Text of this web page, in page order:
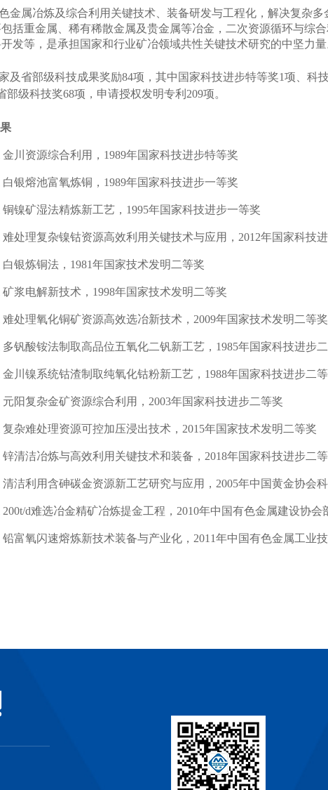
金属冶炼及综合利用关键技术、装备研发与工程化，解决复杂多
括重金属、稀有稀散金属及贵金属等冶金，二次资源循环与综
发等，是承担国家和行业矿冶领域共性关键技术研究的中坚力量
及省部级科技成果奖励84项，其中国家科技进步特等奖1项、科
部级科技奖68项，申请授权发明专利 209项。
金川资源综合利用， 1989年国家科技进步特等奖
白银熔池富氧炼铜， 1989年国家科技进步一等奖
铜镍矿湿法精炼新工艺， 1995年国家科技进步一等奖
难处理复杂镍钴资源高效利用关键技术与应用， 2012年国家科技
白银炼铜法， 1981年国家技术发明二等奖
矿浆电解新技术， 1998年国家技术发明二等奖
难处理氧化铜矿资源高效选冶新技术， 2009年国家技术发明二等奖
多钒酸铵法制取高品位五氧化二钒新工艺， 1985年国家科技进步
金川镍系统钴渣制取纯氧化钴粉新工艺， 1988年国家科技进步二
元阳复杂金矿资源综合利用， 2003年国家科技进步二等奖
复杂难处理资源可控加压浸出技术， 2015年国家技术发明二等奖
锌清洁冶炼与高效利用关键技术和装备， 2018年国家科技进步二
清洁利用含砷碳金资源新工艺研究与应用， 2005年中国黄金协会
200t/d难选冶金精矿冶炼提金工程， 2010年中国有色金属建设协会
铅富氧闪速熔炼新技术装备与产业化， 2011年中国有色金属工业